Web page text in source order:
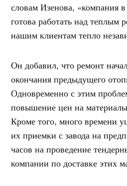
словам Изенова, «компания
готова работать над теплым
нашим клиентам тепло
Он добавил, что ремонт
окончания предыдущего
Одновременно с этим
повышение цен на
Кроме того, много времени
их приемки с завода на
часов на проведение
компании по доставке этих